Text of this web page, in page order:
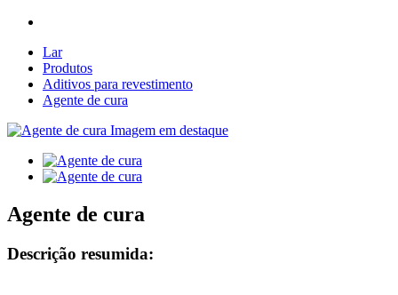
Lar
Produtos
Aditivos para revestimento
Agente de cura
Agente de cura
Descrição resumida: